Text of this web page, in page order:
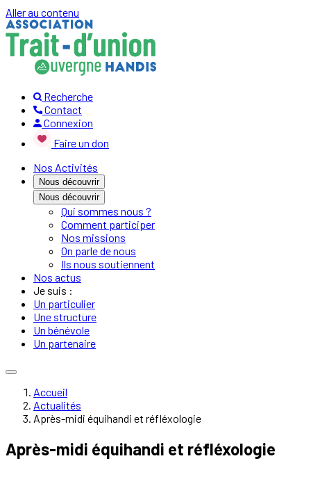
Aller au contenu
Recherche
Contact
Connexion
Faire un don
Nos Activités
Nous découvrir
Nous découvrir
Qui sommes nous ?
Comment participer
Nos missions
On parle de nous
Ils nous soutiennent
Nos actus
Je suis :
Un particulier
Une structure
Un bénévole
Un partenaire
Accueil
Actualités
Après-midi équihandi et réfléxologie
Après-midi équihandi et réfléxologie